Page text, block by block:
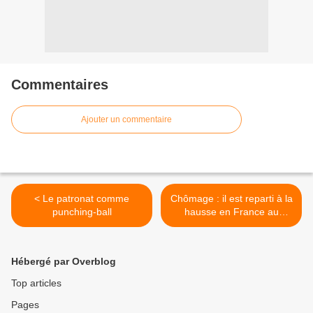
Commentaires
Ajouter un commentaire
< Le patronat comme
punching-ball
Chômage : il est reparti à la
hausse en France au
troisième trimestre
Hébergé par Overblog
Top articles
Pages